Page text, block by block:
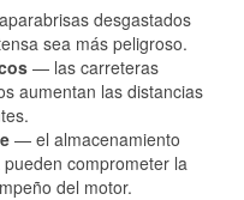
desgastados
sea más peligroso.
— las carreteras
aumentan las distancias
— el almacenamiento
comprometer la
del motor.